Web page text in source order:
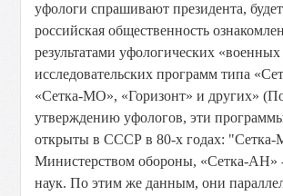
уфологи спрашивают президента,
российская общественность
результатами уфологических «военных
исследовательских программ типа
«Сетка-МО», «Горизонт» и других»
утверждению уфологов, эти
открыты в СССР в 80-х годах:
Министерством обороны, «Сетка-АН»
наук. По этим же данным, они